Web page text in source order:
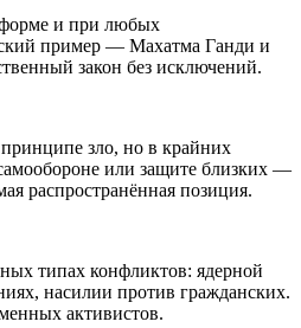
и при любых
пример — Махатма Ганди и
закон без исключений.
зло, но в крайних
или защите близких —
распространённая позиция.
типах конфликтов: ядерной
насилии против гражданских.
активистов.